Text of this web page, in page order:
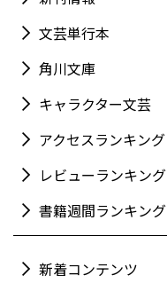
文芸単行本
角川文庫
キャラクター文芸
アクセスランキング
レビューランキング
書籍週間ランキング
新着コンテンツ